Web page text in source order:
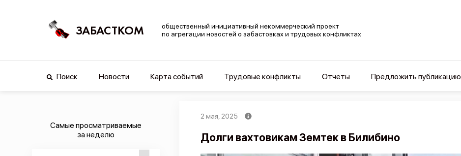
ЗАБАСТКОМ
общественный инициативный некоммерческий проект
по агрегации новостей о забастовках и трудовых конфликтах
Поиск Новости Карта событий Трудовые конфликты Отчеты Предложить публикацию
Самые просматриваемые
за неделю
2 мая, 2025
Долги вахтовикам Земтек в Билибино